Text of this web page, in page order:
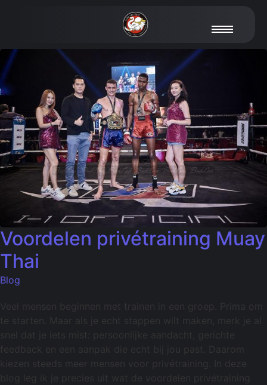
Voordelen privétraining Muay
Thai
Blog
Veel mensen beginnen met trainen in een groep. Prima om
te starten. Maar als je echt stappen wilt maken, merk je al
snel dat je iets mist: persoonlijke aandacht, gerichte
feedback en een aanpak die echt bij jou past. Daarom
kiezen steeds meer mensen voor privétraining. In deze
blog leg ik je precies uit wat de voordelen privétraining